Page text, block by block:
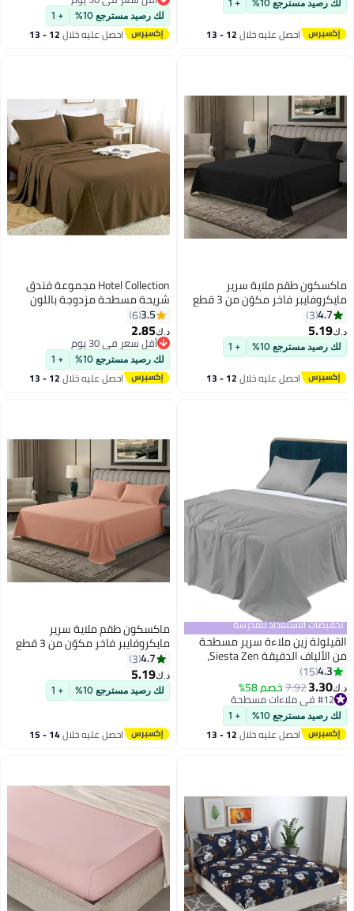
لك رصيد مسترجع 10% + 1
احصل عليه خلال 12 - 13
أقل سعر في 30 يوم
لك رصيد مسترجع 10% + 1
احصل عليه خلال 12 - 13
15
ماكسكون طقم ملاية سرير
مايكروفايبر فاخر مكوّن من 3 قطع
– ملاية مسطحة مقاس (230×255
– ناعم جداً، قابل للتنفس، ومقاوم
للتجاعيد – مناسب لأسرة الكوين
والكينج – مثالي للاستخدام المنزلي
والفندقي
4.7
3
د.ك‏5.19
لك رصيد مسترجع 10% + 1
احصل عليه خلال 12 - 13
5
Hotel Collection مجموعة فندق
شريحة مسطحة مزدوجة باللون
البني القهوة مع 2 غطاء وسادة
220x240 سم
3.5
6
د.ك‏2.85
أقل سعر في 30 يوم
أقل سعر في 30 يوم
لك رصيد مسترجع 10% + 1
احصل عليه خلال 12 - 13
6
تخفيضات الاستعداد للمدرسة
القيلولة زين ملاءة سرير مسطحة
من الألياف الدقيقة Siesta Zen،
ناعمة للغاية وجيدة التهوية، خفيفة
الوزن، مقاومة للتجاعيد ومتينة،
بجودة فنادق، سهلة العناية،
للاستخدام في جميع المواسم
(فردي/مزدوج/كوين/كينج)
4.3
15
د.ك‏3.30
7.92خصم 58%
#12 في ملاءات مسطحة
#12 في ملاءات مسطحة
لك رصيد مسترجع 10% + 1
احصل عليه خلال 12 - 13
15
ماكسكون طقم ملاية سرير
مايكروفايبر فاخر مكوّن من 3 قطع
– ملاية مسطحة مقاس (230×255
– ناعم جداً، قابل للتنفس، ومقاوم
للتجاعيد – مناسب لأسرة الكوين
والفندقي
4.7
3
د.ك‏5.19
لك رصيد مسترجع 10% + 1
احصل عليه خلال 14 - 15